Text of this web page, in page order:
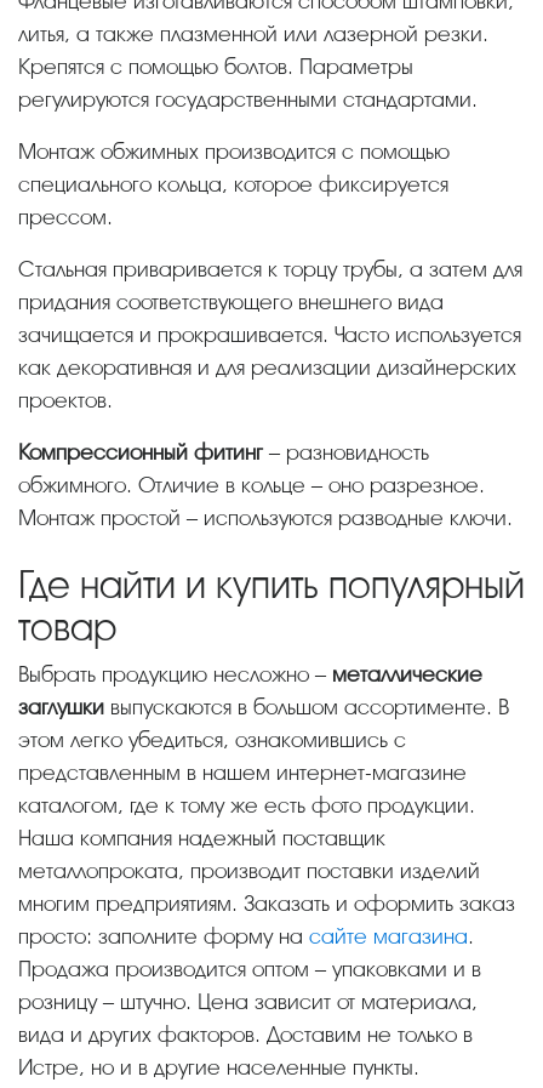
литья, а также плазменной или лазерной резки.
Крепятся с помощью болтов. Параметры
регулируются государственными стандартами.
Монтаж обжимных производится с помощью
специального кольца, которое фиксируется
прессом.
Стальная приваривается к торцу трубы, а затем для
придания соответствующего внешнего вида
зачищается и прокрашивается. Часто используется
как декоративная и для реализации дизайнерских
проектов.
Компрессионный фитинг – разновидность
обжимного. Отличие в кольце – оно разрезное.
Монтаж простой – используются разводные ключи.
Где найти и купить популярный
товар
Выбрать продукцию несложно – металлические
заглушки выпускаются в большом ассортименте. В
этом легко убедиться, ознакомившись с
представленным в нашем интернет-магазине
каталогом, где к тому же есть фото продукции.
Наша компания надежный поставщик
металлопроката, производит поставки изделий
многим предприятиям. Заказать и оформить заказ
просто: заполните форму на сайте магазина.
Продажа производится оптом – упаковками и в
розницу – штучно. Цена зависит от материала,
вида и других факторов. Доставим не только в
Истре, но и в другие населенные пункты.